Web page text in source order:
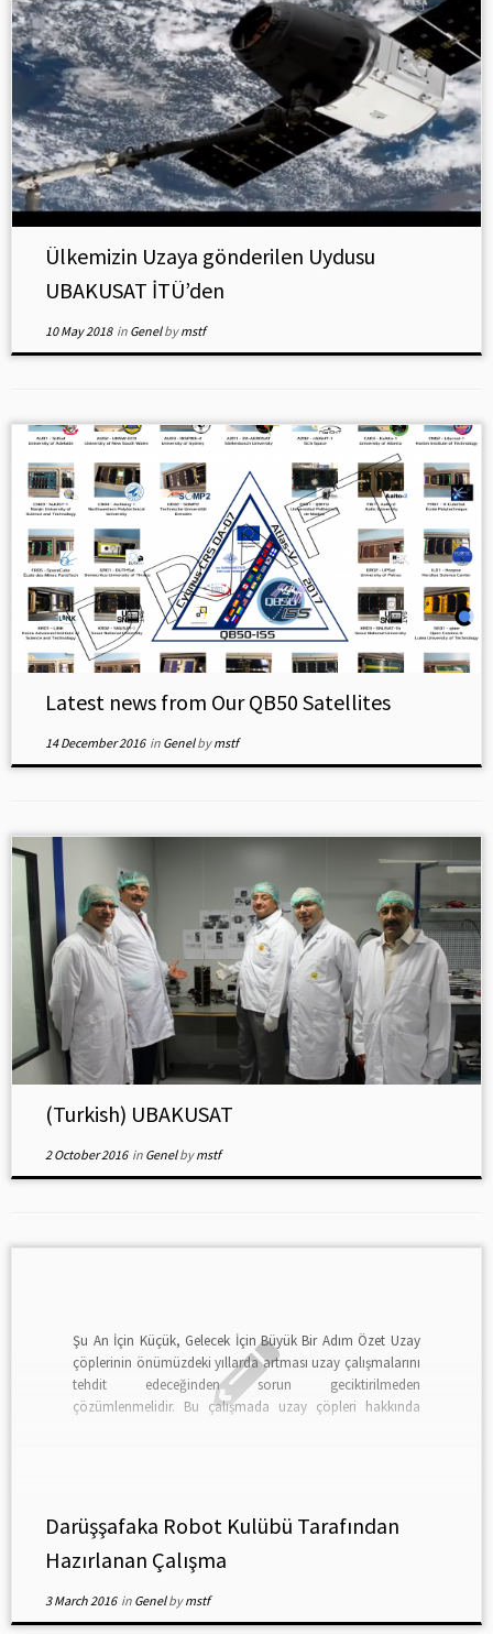
Ülkemizin Uzaya gönderilen Uydusu
UBAKUSAT İTÜ’den
10 May 2018in Genelbymstf
Latest news from Our QB50 Satellites
14 December 2016in Genelbymstf
(Turkish) UBAKUSAT
2 October 2016in Genelbymstf
Şu An İçin Küçük, Gelecek İçin Büyük Bir Adım Özet Uzay
çöplerinin önümüzdeki yıllarda artması uzay çalışmalarını
tehdit edeceğinden sorun geciktirilmeden
çözümlenmelidir. Bu çalışmada uzay çöpleri hakkında
Darüşşafaka Robot Kulübü Tarafından
Hazırlanan Çalışma
3 March 2016in Genelbymstf